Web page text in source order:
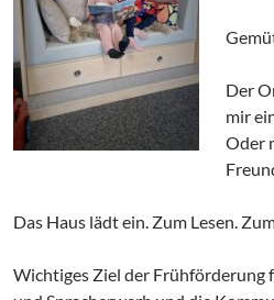
Der
mir
Oder
Das Haus lädt ein. Zum Lesen.
Wichtiges Ziel der Frühförderung